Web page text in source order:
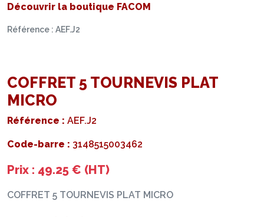
Découvrir la boutique FACOM
Référence : AEF.J2
COFFRET 5 TOURNEVIS PLAT
MICRO
Référence : AEF.J2
Code-barre : 3148515003462
Prix : 49.25 € (HT)
COFFRET 5 TOURNEVIS PLAT MICRO